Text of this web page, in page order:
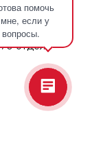
помочь
если у
вопросы.
отдел